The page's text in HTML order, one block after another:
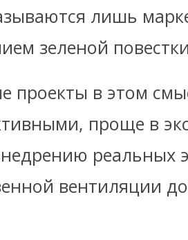
лишь
зеленой
проекты в этом
проще в
реальных
вентиляции